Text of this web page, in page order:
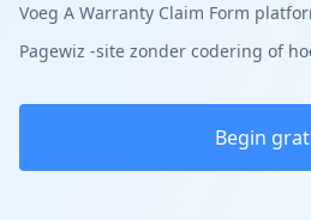
Voeg A Warranty Claim Form
Pagewiz -site zonder codering of
Begin